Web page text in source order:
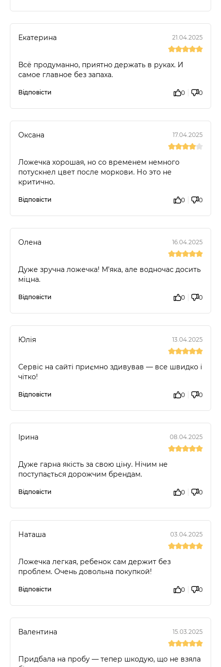
Екатерина 21.04.2025
Всё продуманно, приятно держать в руках. И
самое главное без запаха.
Відповісти 0 0
Оксана 17.04.2025
Ложечка хорошая, но со временем немного
потускнел цвет после моркови. Но это не
критично.
Відповісти 0 0
Олена 16.04.2025
Дуже зручна ложечка! М’яка, але водночас досить
міцна.
Відповісти 0 0
Юлія 13.04.2025
Сервіс на сайті приємно здивував — все швидко і
чітко!
Відповісти 0 0
Ірина 08.04.2025
Дуже гарна якість за свою ціну. Нічим не
поступається дорожчим брендам.
Відповісти 0 0
Наташа 03.04.2025
Ложечка легкая, ребенок сам держит без
проблем. Очень довольна покупкой!
Відповісти 0 0
Валентина 15.03.2025
Придбала на пробу — тепер шкодую, що не взяла